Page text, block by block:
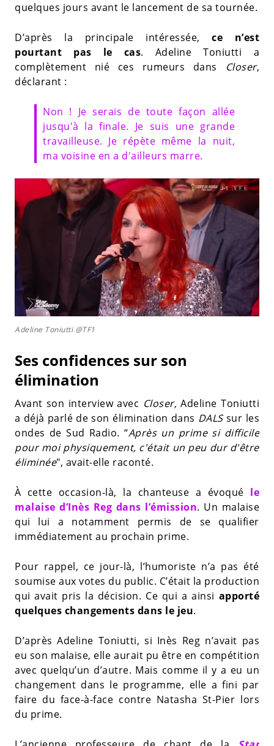
quelques jours avant le lancement de sa tournée.
D’après la principale intéressée, ce n’est
pourtant pas le cas. Adeline Toniutti a
complètement nié ces rumeurs dans
Closer,
déclarant :
Non ! Je serais de toute façon allée
jusqu'à la finale. Je suis une grande
travailleuse. Je répète même la nuit,
ma voisine en a d'ailleurs marre.
Adeline Toniutti @TF1
Ses confidences sur son
élimination
Avant son interview avec Closer,Adeline Toniutti
a déjà parlé de son élimination dans DALSsur les
ondes de Sud Radio. “Après un prime si difficile
pour moi physiquement, c'était un peu dur d'être
éliminée", avait-elle raconté.
À cette occasion-là, la chanteuse a évoqué le
malaise d’Inès Reg dans l’émission. Un malaise
qui lui a notamment permis de se qualifier
immédiatement au prochain prime.
Pour rappel, ce jour-là, l’humoriste n’a pas été
soumise aux votes du public. C’était la production
qui avait pris la décision. Ce qui a ainsi apporté
quelques changements dans le jeu.
D’après Adeline Toniutti, si Inès Reg n’avait pas
eu son malaise, elle aurait pu être en compétition
avec quelqu’un d’autre. Mais comme il y a eu un
changement dans le programme, elle a fini par
faire du face-à-face contre Natasha St-Pier lors
du prime.